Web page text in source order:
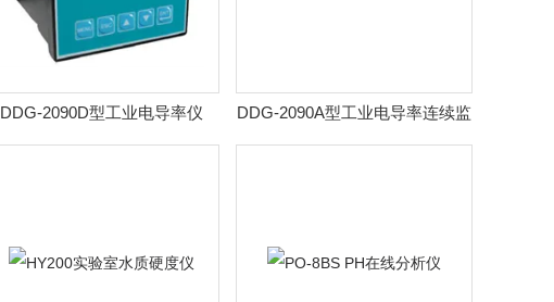
DDG-2090D型工业电导率仪
DDG-2090A型工业电导率连续监
测仪